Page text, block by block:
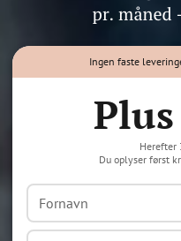
Ingen faste
Plus
Herefter
Du oplyser først